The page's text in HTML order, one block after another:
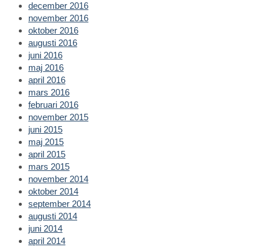
december 2016
november 2016
oktober 2016
augusti 2016
juni 2016
maj 2016
april 2016
mars 2016
februari 2016
november 2015
juni 2015
maj 2015
april 2015
mars 2015
november 2014
oktober 2014
september 2014
augusti 2014
juni 2014
april 2014